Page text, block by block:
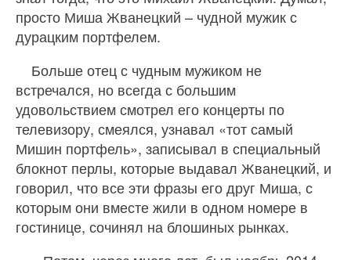
просто Миша Жванецкий – чудной мужик с
дурацким портфелем.
Больше отец с чудным мужиком не
встречался, но всегда с большим
удовольствием смотрел его концерты по
телевизору, смеялся, узнавал «тот самый
Мишин портфель», записывал в специальный
блокнот перлы, которые выдавал Жванецкий, и
говорил, что все эти фразы его друг Миша, с
которым они вместе жили в одном номере в
гостинице, сочинял на блошиных рынках.